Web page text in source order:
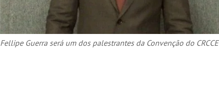
Fellipe Guerra será um dos palestrantes da Convenção do CRCCE